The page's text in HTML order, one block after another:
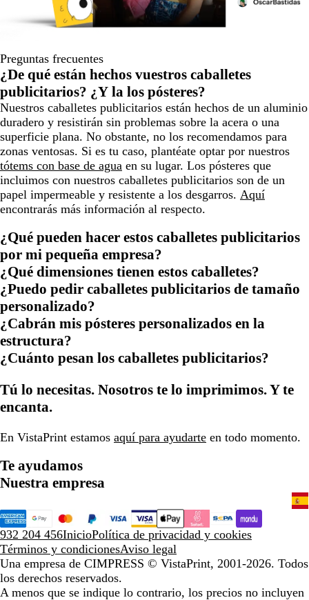
Preguntas frecuentes
¿De qué están hechos vuestros caballetes
publicitarios? ¿Y la los pósteres?
Nuestros caballetes publicitarios están hechos de un aluminio
duradero y resistirán sin problemas sobre la acera o una
superficie plana. No obstante, no los recomendamos para
zonas ventosas. Si es tu caso, plantéate optar por nuestros
tótems con base de agua en su lugar. Los pósteres que
incluimos con nuestros caballetes publicitarios son de un
papel impermeable y resistente a los desgarros. Aquí
encontrarás más información al respecto.
¿Qué pueden hacer estos caballetes publicitarios
por mi pequeña empresa?
¿Qué dimensiones tienen estos caballetes?
¿Puedo pedir caballetes publicitarios de tamaño
personalizado?
¿Cabrán mis pósteres personalizados en la
estructura?
¿Cuánto pesan los caballetes publicitarios?
Tú lo necesitas. Nosotros te lo imprimimos. Y te
encanta.
En VistaPrint estamos aquí para ayudarte en todo momento.
Te ayudamos
Nuestra empresa
932 204 456InicioPolítica de privacidad y cookies
Términos y condicionesAviso legal
Una empresa de CIMPRESS © VistaPrint, 2001-2026. Todos
los derechos reservados.
A menos que se indique lo contrario, los precios no incluyen